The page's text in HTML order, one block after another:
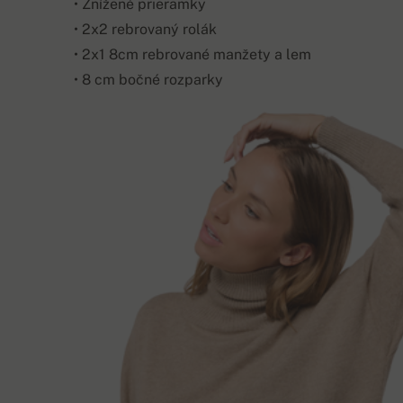
• Znížené prieramky
• 2x2 rebrovaný rolák
• 2x1 8cm rebrované manžety a lem
• 8 cm bočné rozparky